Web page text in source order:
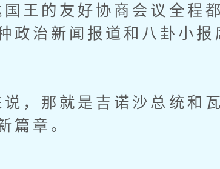
王的友好协商会议全程
政治新闻报道和八卦小报
，那就是吉诺沙总统和
篇章。